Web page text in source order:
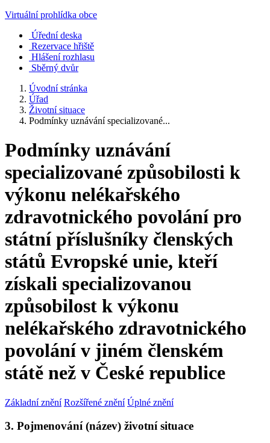
Virtuální prohlídka obce
Úřední deska
Rezervace hřiště
Hlášení rozhlasu
Sběrný dvůr
Úvodní stránka
Úřad
Životní situace
Podmínky uznávání specializované...
Podmínky uznávání
specializované způsobilosti k
výkonu nelékařského
zdravotnického povolání pro
státní příslušníky členských
států Evropské unie, kteří
získali specializovanou
způsobilost k výkonu
nelékařského zdravotnického
povolání v jiném členském
státě než v České republice
Základní znění Rozšířené znění Úplné znění
3. Pojmenování (název) životní situace